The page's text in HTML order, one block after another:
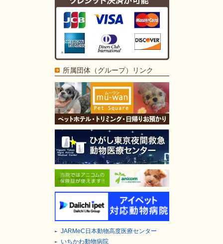
所属団体（グループ）リンク
JARMeC日本動物高度医療センター
いちかわ動物病院